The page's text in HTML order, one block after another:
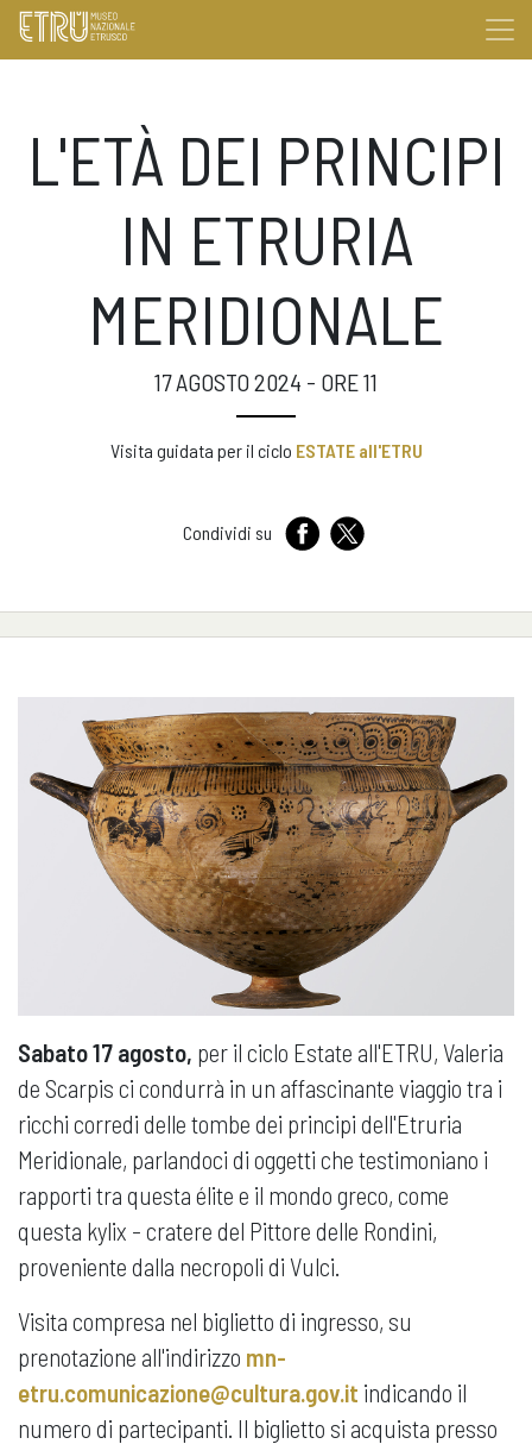
L'ETÀ DEI PRINCIPI
IN ETRURIA
MERIDIONALE
17 AGOSTO 2024 - ORE 11
Visita guidata per il ciclo ESTATE all'ETRU
Condividi su
Sabato 17 agosto, per il ciclo Estate all'ETRU, Valeria
de Scarpis ci condurrà in un affascinante viaggio tra i
ricchi corredi delle tombe dei principi dell'Etruria
Meridionale, parlandoci di oggetti che testimoniano i
rapporti tra questa élite e il mondo greco, come
questa kylix - cratere del Pittore delle Rondini,
proveniente dalla necropoli di Vulci.
Visita compresa nel biglietto di ingresso, su
prenotazione all'indirizzo mn-
etru.comunicazione@cultura.gov.it indicando il
numero di partecipanti. Il biglietto si acquista presso